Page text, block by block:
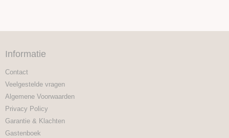
Informatie
Contact
Veelgestelde vragen
Algemene Voorwaarden
Privacy Policy
Garantie & Klachten
Gastenboek